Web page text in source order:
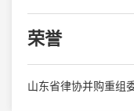
荣誉
山东省律协并购重组